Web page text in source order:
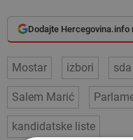
Dodajte
Mostar izbori sda
Salem Marić
kandidatske liste